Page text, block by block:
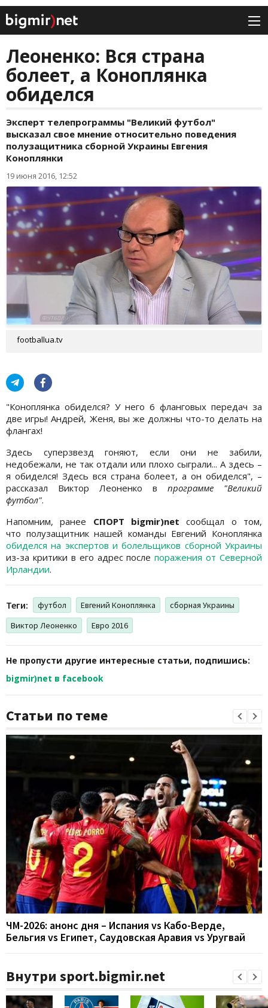
Леоненко: Вся страна
болеет, а Коноплянка
обиделся
Эксперт телепрограммы "Великий футбол"
высказал свое мнение относительно поведения
полузащитника сборной Украины Евгения
Коноплянки
19 июня 2016, 12:52
footballua.tv
"Коноплянка обиделся? У него 6 фланговых передач за
две игры! Андрей, Женя, вы же должны что-то делать на
флангах!
Здесь суперзвезд гоняют, если они не забили,
недобежали, не так отдали или плохо сыграли... А здесь –
я обиделся! Здесь вся страна болеет, а он обиделся", –
рассказал Виктор Леоненко в программе "Великий
футбол".
Напомним, ранее СПОРТ bigmir)net сообщал о том,
что полузащитник нашей команды Евгений Коноплянка
обиделся на экспертов и болельщиков сборной Украины
из-за критики в его адрес послепоражения от Северной
Ирландии.
Теги: футбол Евгений Коноплянка
сборная Украины
Виктор Леоненко
Евро 2016
Не пропусти другие интересные статьи, подпишись:
bigmir)net в facebook
Статьи по теме
ЧМ-2026: анонс дня – Испания vs Кабо-Верде,
Бельгия vs Египет, Саудовская Аравия vs Уругвай
Внутри sport.bigmir.net